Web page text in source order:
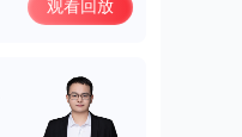
观看回放